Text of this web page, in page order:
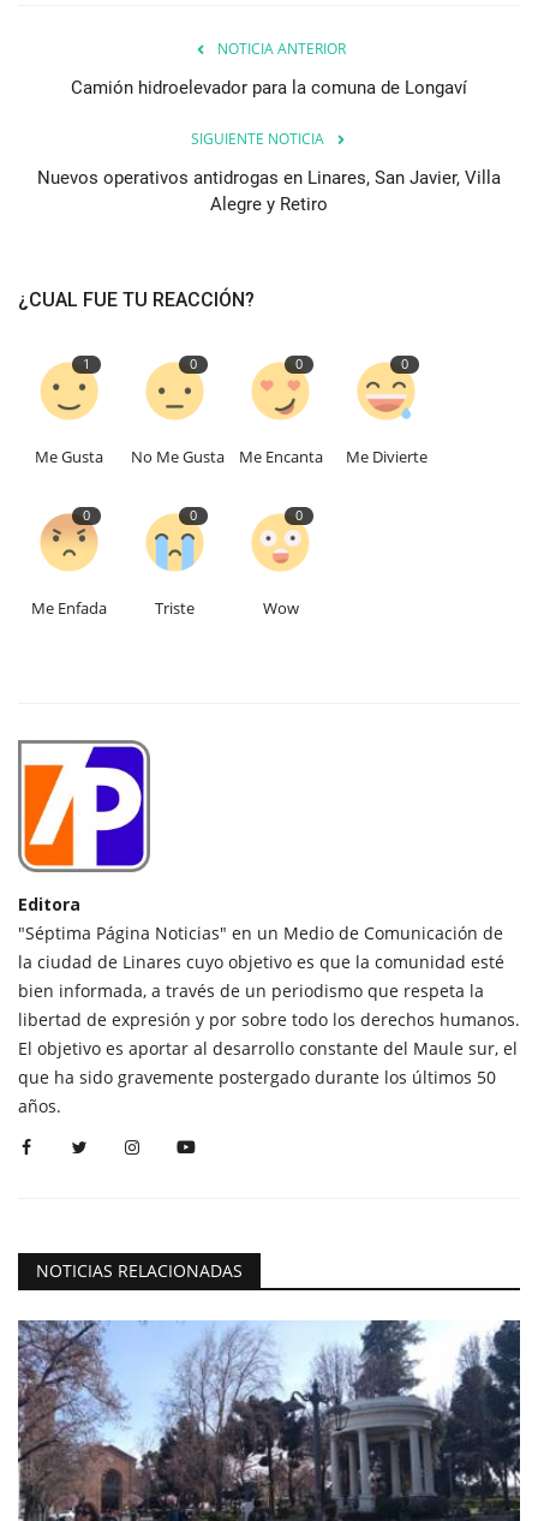
NOTICIA ANTERIOR
Camión hidroelevador para la comuna de Longaví
SIGUIENTE NOTICIA
Nuevos operativos antidrogas en Linares, San Javier, Villa
Alegre y Retiro
¿CUAL FUE TU REACCIÓN?
1
Me Gusta
0
No Me Gusta
0
Me Encanta
0
Me Divierte
0
Me Enfada
0
Triste
0
Wow
Editora
"Séptima Página Noticias" en un Medio de Comunicación de
la ciudad de Linares cuyo objetivo es que la comunidad esté
bien informada, a través de un periodismo que respeta la
libertad de expresión y por sobre todo los derechos humanos.
El objetivo es aportar al desarrollo constante del Maule sur, el
que ha sido gravemente postergado durante los últimos 50
años.
NOTICIAS RELACIONADAS